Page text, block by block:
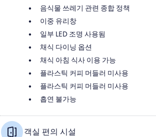
음식물 쓰레기 관련 종합 정책
이중 유리창
일부 LED 조명 사용됨
채식 다이닝 옵션
채식 아침 식사 이용 가능
플라스틱 커피 머들러 미사용
플라스틱 커피 머들러 미사용
흡연 불가능
객실 편의 시설